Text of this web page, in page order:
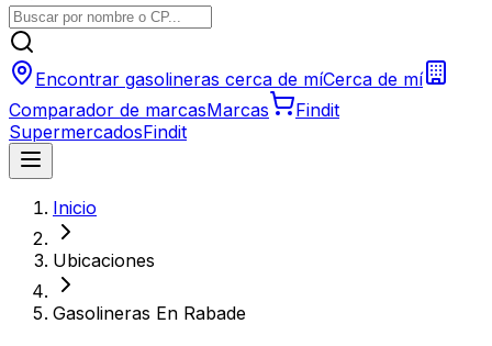
Encontrar gasolineras cerca de míCerca de mí
Comparador de marcasMarcas
Findit
SupermercadosFindit
Inicio
Ubicaciones
Gasolineras En Rabade